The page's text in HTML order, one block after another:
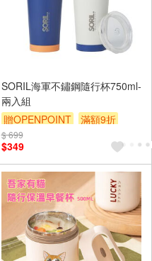
SORIL海軍不鏽鋼隨行杯750ml-
兩入組
贈OPENPOINT
滿額9折
贈$200
$ 699
$349